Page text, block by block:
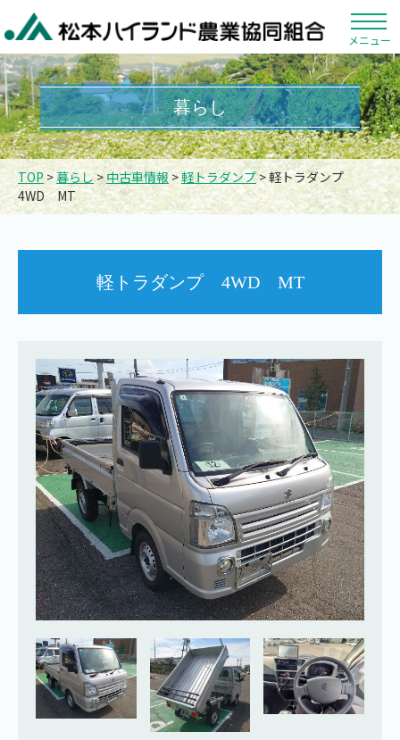
メニュー
暮らし
TOP>暮らし>中古車情報>軽トラダンプ> 軽トラダンプ
4WD MT
軽トラダンプ 4WD MT